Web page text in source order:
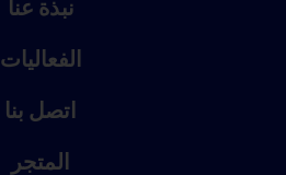
نبذة عنا
الفعاليات
اتصل بنا
المتجر